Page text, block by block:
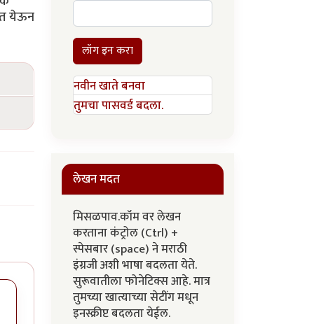
येऊन
लॉग इन करा
नवीन खाते बनवा
तुमचा पासवर्ड बदला.
लेखन मदत
मिसळपाव.कॉम वर लेखन
करताना कंट्रोल (Ctrl) +
स्पेसबार (space) ने मराठी
इंग्रजी अशी भाषा बदलता येते.
सुरूवातीला फोनेटिक्स आहे. मात्र
तुमच्या खात्याच्या सेटींग मधून
इनस्क्रीप्ट बदलता येईल.